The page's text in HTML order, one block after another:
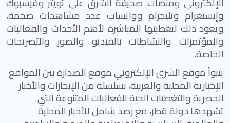
وإنستغرام وتليجرام وواتساب عدد مشاهدات ضخمة،
ويعود ذلك لتغطيتها المباشرة لأهم الأحداث والفعاليات
والمؤتمرات والنشاطات بالفيديو والصور والتصريحات
الخاصة.
يتبوأ موقع الشرق الإلكتروني موقع الصدارة بين المواقع
الإخبارية المحلية والعربية، بسلسلة من الإنجازات والأخبار
الحصرية والتغطيات الحية للفعاليات المتنوعة التي
تشهدها دولة قطر، مع رصد شامل للأخبار المحلية